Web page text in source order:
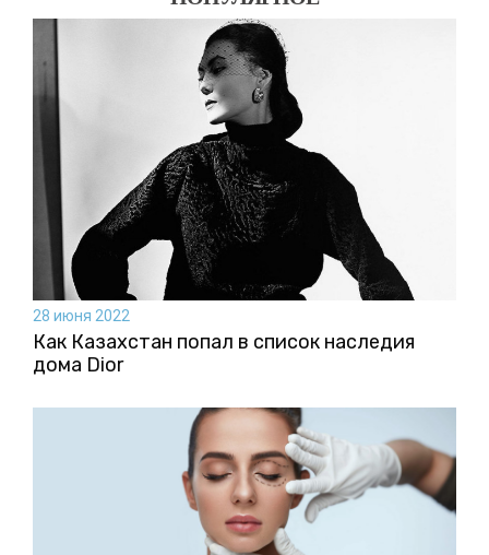
28 июня 2022
Как Казахстан попал в список наследия
дома Dior